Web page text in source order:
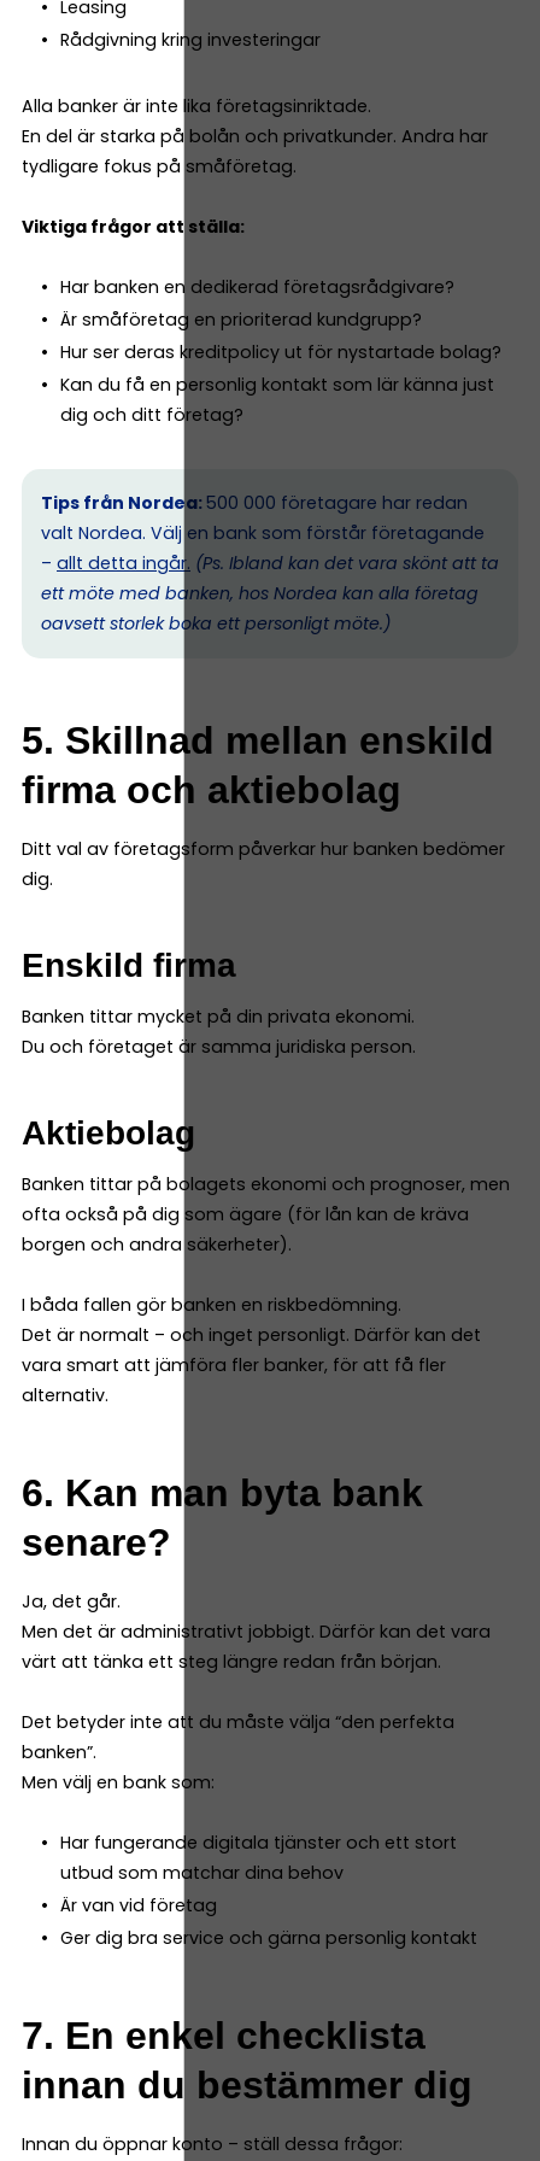
Leasing
Rådgivning kring investeringar
Alla banker är inte lika företagsinriktade.
En del är starka på bolån och privatkunder. Andra har
tydligare fokus på småföretag.
Viktiga frågor att ställa:
Har banken en dedikerad företagsrådgivare?
Är småföretag en prioriterad kundgrupp?
Hur ser deras kreditpolicy ut för nystartade bolag?
Kan du få en personlig kontakt som lär känna just
dig och ditt företag?
Tips från Nordea: 500 000 företagare har redan
valt Nordea. Välj en bank som förstår företagande
– allt detta ingår. (Ps. Ibland kan det vara skönt att ta
ett möte med banken, hos Nordea kan alla företag
oavsett storlek boka ett personligt möte.)
5. Skillnad mellan enskild
firma och aktiebolag
Ditt val av företagsform påverkar hur banken bedömer
dig.
Enskild firma
Banken tittar mycket på din privata ekonomi.
Du och företaget är samma juridiska person.
Aktiebolag
Banken tittar på bolagets ekonomi och prognoser, men
ofta också på dig som ägare (för lån kan de kräva
borgen och andra säkerheter).
I båda fallen gör banken en riskbedömning.
Det är normalt – och inget personligt. Därför kan det
vara smart att jämföra fler banker, för att få fler
alternativ.
6. Kan man byta bank
senare?
Ja, det går.
Men det är administrativt jobbigt. Därför kan det vara
värt att tänka ett steg längre redan från början.
Det betyder inte att du måste välja “den perfekta
banken”.
Men välj en bank som:
Har fungerande digitala tjänster och ett stort
utbud som matchar dina behov
Är van vid företag
Ger dig bra service och gärna personlig kontakt
7. En enkel checklista
innan du bestämmer dig
Innan du öppnar konto – ställ dessa frågor: